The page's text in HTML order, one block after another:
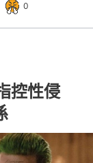
0
控性侵